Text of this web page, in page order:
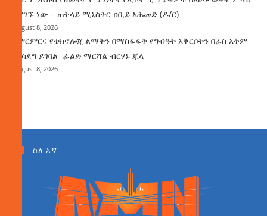
እያገኙ ነው – ጠቅላይ ሚኒስትር ዐቢይ አሕመድ (ዶ/ር)
August 8, 2026
የምርምርና የቴክኖሎጂ ልማትን በማስፋፋት የግብዓት አቅርቦትን በራስ አቅም
ማሳደግ ይገባል- ፊልድ ማርሻል ብርሃኑ ጁላ
August 8, 2026
ስለ እኛ